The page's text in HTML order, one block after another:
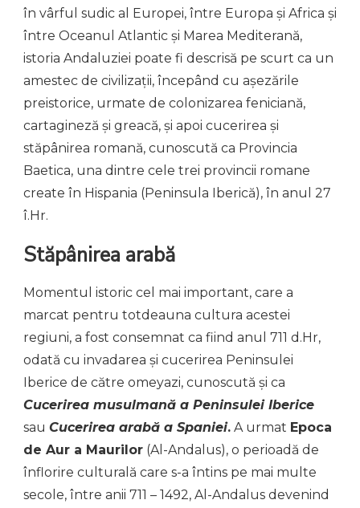
în vârful sudic al Europei, între Europa și Africa și
între Oceanul Atlantic și Marea Mediterană,
istoria Andaluziei poate fi descrisă pe scurt ca un
amestec de civilizații, începând cu așezările
preistorice, urmate de colonizarea feniciană,
cartagineză și greacă, și apoi cucerirea și
stăpânirea romană, cunoscută ca Provincia
Baetica, una dintre cele trei provincii romane
create în Hispania (Peninsula Iberică), în anul 27
î.Hr.
Stăpânirea arabă
Momentul istoric cel mai important, care a
marcat pentru totdeauna cultura acestei
regiuni, a fost consemnat ca fiind anul 711 d.Hr,
odată cu invadarea și cucerirea Peninsulei
Iberice de către omeyazi, cunoscută și ca
Cucerirea musulmană a Peninsulei Iberice
sau Cucerirea arabă a Spaniei. A urmat Epoca
de Aur a Maurilor (Al-Andalus), o perioadă de
înflorire culturală care s-a întins pe mai multe
secole, între anii 711 – 1492, Al-Andalus devenind